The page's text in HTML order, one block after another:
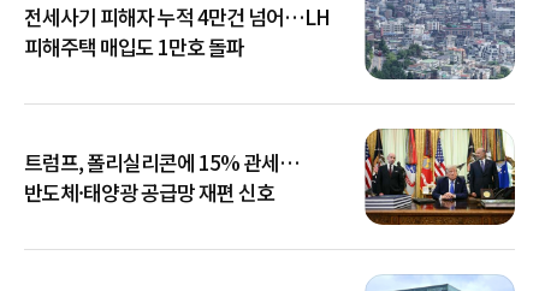
전세사기 피해자 누적 4만건 넘어…LH
피해주택 매입도 1만호 돌파
트럼프, 폴리실리콘에 15% 관세…
반도체·태양광 공급망 재편 신호